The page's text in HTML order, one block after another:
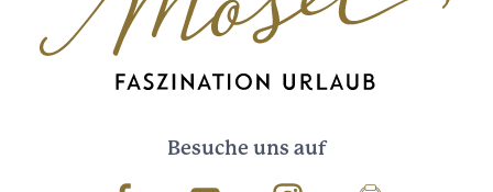
Besuche uns auf